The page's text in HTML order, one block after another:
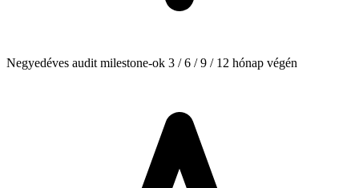
Negyedéves audit milestone-ok 3 / 6 / 9 / 12 hónap végén